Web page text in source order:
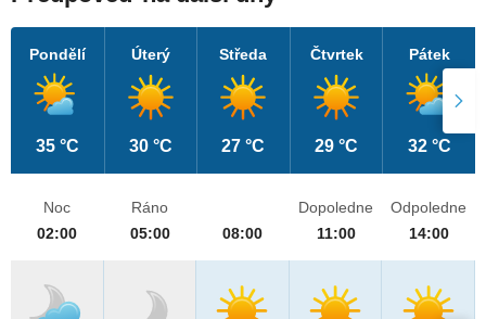
Pondělí
35 °C
Úterý
30 °C
Středa
27 °C
Čtvrtek
29 °C
Pátek
32 °C
Noc
02:00
Ráno
05:00
08:00
Dopoledne
11:00
Odpoledne
14:00